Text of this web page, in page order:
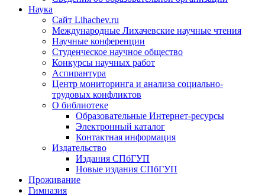
Наука
Сайт Lihachev.ru
Международные Лихачевские научные чтения
Научные конференции
Студенческое научное общество
Конкурсы научных работ
Аспирантура
Центр мониторинга и анализа социально-
трудовых конфликтов
О библиотеке
Образовательные Интернет-ресурсы
Электронный каталог
Контактная информация
Издательство
Издания СПбГУП
Новые издания СПбГУП
Проживание
Гимназия